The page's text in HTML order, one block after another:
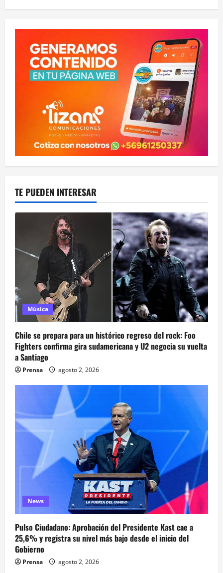
TE PUEDEN INTERESAR
Música
Chile se prepara para un histórico regreso del rock: Foo
Fighters confirma gira sudamericana y U2 negocia su vuelta
a Santiago
Prensa agosto 2, 2026
News
Pulso Ciudadano: Aprobación del Presidente Kast cae a
25,6% y registra su nivel más bajo desde el inicio del
Gobierno
Prensa agosto 2, 2026